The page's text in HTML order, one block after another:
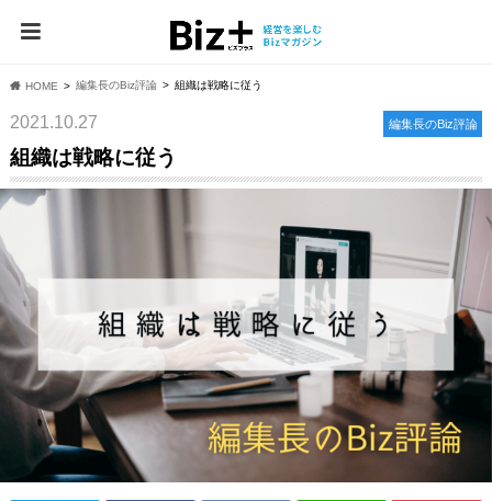
HOME 編集長のBiz評論 組織は戦略に従う
2021.10.27 編集長のBiz評論
組織は戦略に従う